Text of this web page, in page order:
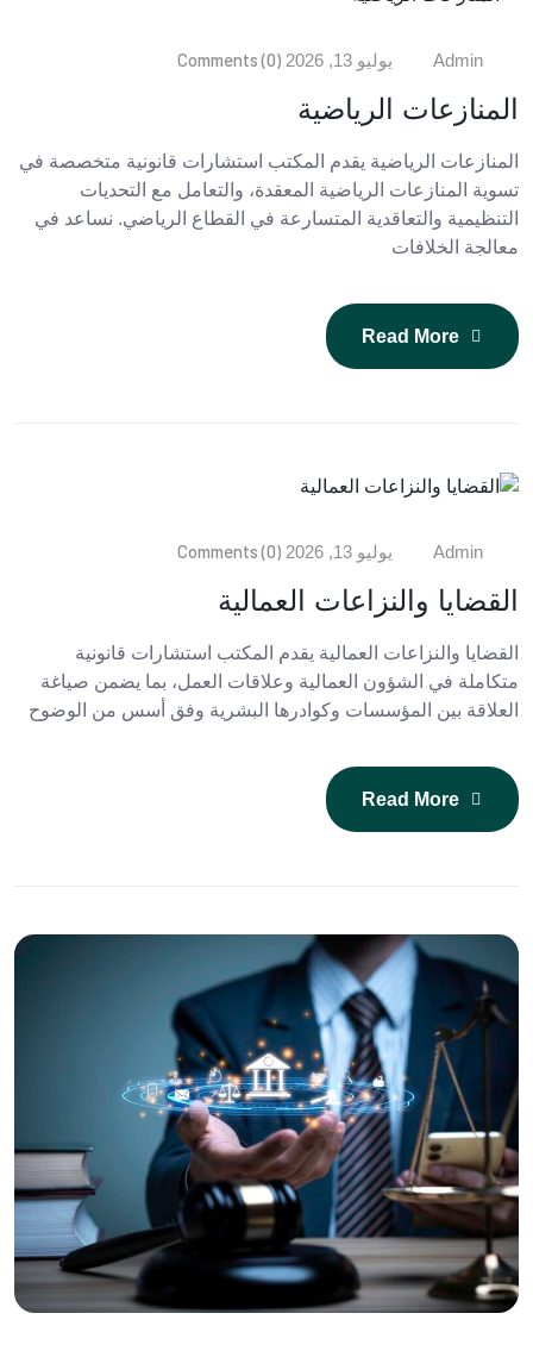
Admin يوليو 13, 2026 Comments (0)
المنازعات الرياضية
المنازعات الرياضية يقدم المكتب استشارات قانونية متخصصة في
تسوية المنازعات الرياضية المعقدة، والتعامل مع التحديات
التنظيمية والتعاقدية المتسارعة في القطاع الرياضي. نساعد في
معالجة الخلافات
Read More
Admin يوليو 13, 2026 Comments (0)
القضايا والنزاعات العمالية
القضايا والنزاعات العمالية يقدم المكتب استشارات قانونية
متكاملة في الشؤون العمالية وعلاقات العمل، بما يضمن صياغة
العلاقة بين المؤسسات وكوادرها البشرية وفق أسس من الوضوح
Read More